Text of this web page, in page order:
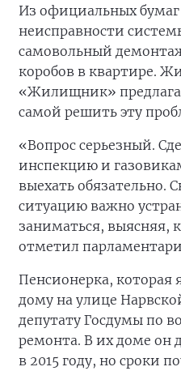
Из официальных
неисправности
самовольный
коробов в квартире.
«Жилищник»
самой решить эту
«Вопрос серьезный.
инспекцию и
выехать обязательно.
ситуацию важно
заниматься, выясняя,
отметил
Пенсионерка, которая
дому на улице
депутату Госдумы по
ремонта. В их доме он
в 2015 году, но сроки